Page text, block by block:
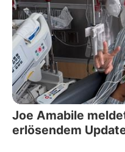
Joe Amabile
erlösendem